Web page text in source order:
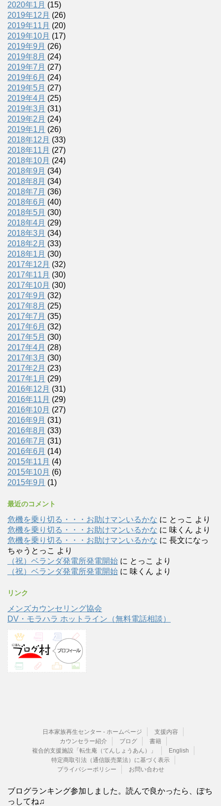
2020年1月 (15)
2019年12月 (26)
2019年11月 (20)
2019年10月 (17)
2019年9月 (26)
2019年8月 (24)
2019年7月 (27)
2019年6月 (24)
2019年5月 (27)
2019年4月 (25)
2019年3月 (31)
2019年2月 (24)
2019年1月 (26)
2018年12月 (33)
2018年11月 (27)
2018年10月 (24)
2018年9月 (34)
2018年8月 (34)
2018年7月 (36)
2018年6月 (40)
2018年5月 (30)
2018年4月 (29)
2018年3月 (34)
2018年2月 (33)
2018年1月 (30)
2017年12月 (32)
2017年11月 (30)
2017年10月 (30)
2017年9月 (32)
2017年8月 (25)
2017年7月 (35)
2017年6月 (32)
2017年5月 (30)
2017年4月 (28)
2017年3月 (30)
2017年2月 (23)
2017年1月 (29)
2016年12月 (31)
2016年11月 (29)
2016年10月 (27)
2016年9月 (31)
2016年8月 (33)
2016年7月 (31)
2016年6月 (14)
2015年11月 (4)
2015年10月 (6)
2015年9月 (1)
最近のコメント
危機を乗り切る・・・お助けマンいるかな に とっこ より
危機を乗り切る・・・お助けマンいるかな に 味くん より
危機を乗り切る・・・お助けマンいるかな に 長文になっ
ちゃうとっこ より
（祝）ベランダ発電所発電開始 に とっこ より
（祝）ベランダ発電所発電開始 に 味くん より
リンク
メンズカウンセリング協会
DV・モラハラ ホットライン（無料電話相談）
日本家族再生センター - ホームページ
支援内容
カウンセラー紹介
ブログ
書籍
複合的支援施設「転生庵（てんしょうあん）」
English
特定商取引法（通信販売業法）に基づく表示
プライバシーポリシー
お問い合わせ
ブログランキング参加しました。読んで良かったら、ぽち
っしてね♫